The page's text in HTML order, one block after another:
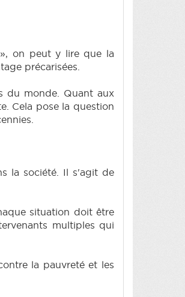
on peut y lire que la
précarisées.
du monde. Quant aux
Cela pose la question
la société. Il s'agit de
situation doit être
multiples qui
la pauvreté et les